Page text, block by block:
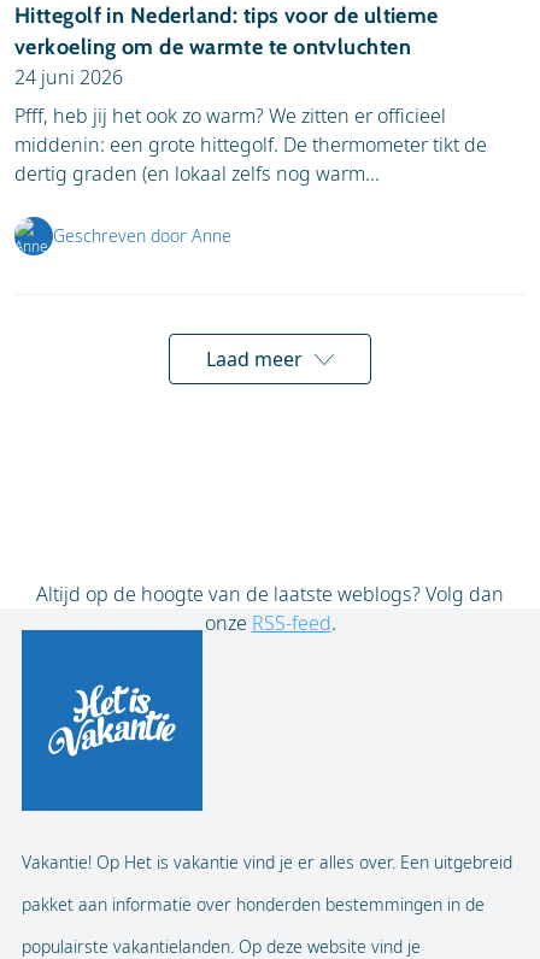
Hittegolf in Nederland: tips voor de ultieme
verkoeling om de warmte te ontvluchten
24 juni 2026
Pfff, heb jij het ook zo warm? We zitten er officieel
middenin: een grote hittegolf. De thermometer tikt de
dertig graden (en lokaal zelfs nog warm...
Geschreven door Anne
Laad meer
Altijd op de hoogte van de laatste weblogs? Volg dan
onze RSS-feed.
Vakantie! Op Het is vakantie vind je er alles over. Een uitgebreid
pakket aan informatie over honderden bestemmingen in de
populairste vakantielanden. Op deze website vind je